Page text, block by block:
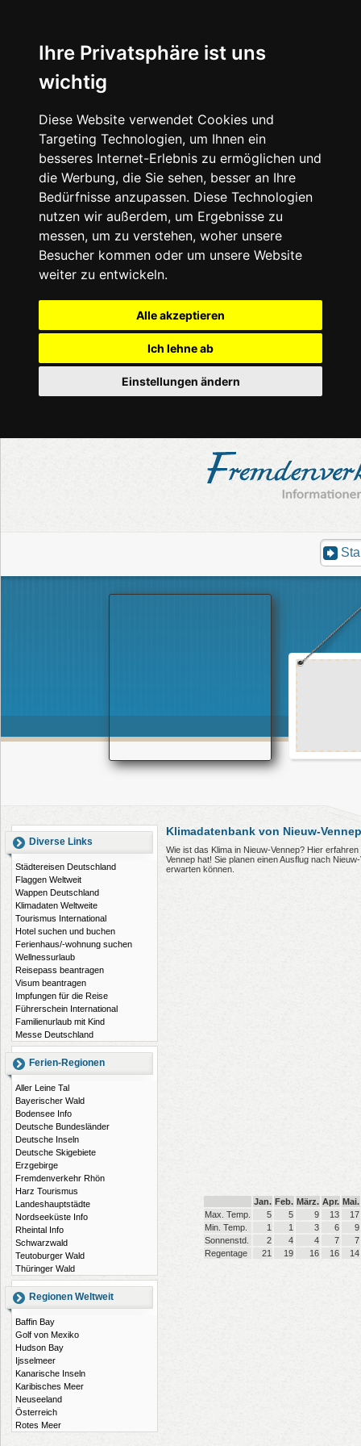
Ihre Privatsphäre ist uns
wichtig
Diese Website verwendet Cookies und
Targeting Technologien, um Ihnen ein
besseres Internet-Erlebnis zu ermöglichen und
die Werbung, die Sie sehen, besser an Ihre
Bedürfnisse anzupassen. Diese Technologien
nutzen wir außerdem, um Ergebnisse zu
messen, um zu verstehen, woher unsere
Besucher kommen oder um unsere Website
weiter zu entwickeln.
Alle akzeptieren
Ich lehne ab
Einstellungen ändern
Diverse Links
Städtereisen Deutschland
Flaggen Weltweit
Wappen Deutschland
Klimadaten Weltweite
Tourismus International
Hotel suchen und buchen
Ferienhaus/-wohnung suchen
Wellnessurlaub
Reisepass beantragen
Visum beantragen
Impfungen für die Reise
Führerschein International
Familienurlaub mit Kind
Messe Deutschland
Ferien-Regionen
Aller Leine Tal
Bayerischer Wald
Bodensee Info
Deutsche Bundesländer
Deutsche Inseln
Deutsche Skigebiete
Erzgebirge
Fremdenverkehr Rhön
Harz Tourismus
Landeshauptstädte
Nordseeküste Info
Rheintal Info
Schwarzwald
Teutoburger Wald
Thüringer Wald
Regionen Weltweit
Baffin Bay
Golf von Mexiko
Hudson Bay
Ijsselmeer
Kanarische Inseln
Karibisches Meer
Neuseeland
Österreich
Rotes Meer
Klimadatenbank von Nieuw-
Wie ist das Klima in Nieuw-Vennep? Hier
Vennep hat! Sie planen einen Ausflug nach
erwarten können.
Jan. Feb. März. Apr. Mai.
Max. Temp.
5 5 9 13
17
Min. Temp.
1 1 3 6
9
Sonnenstd.
2 4 4 7
7
Regentage
21 19 16 16 14